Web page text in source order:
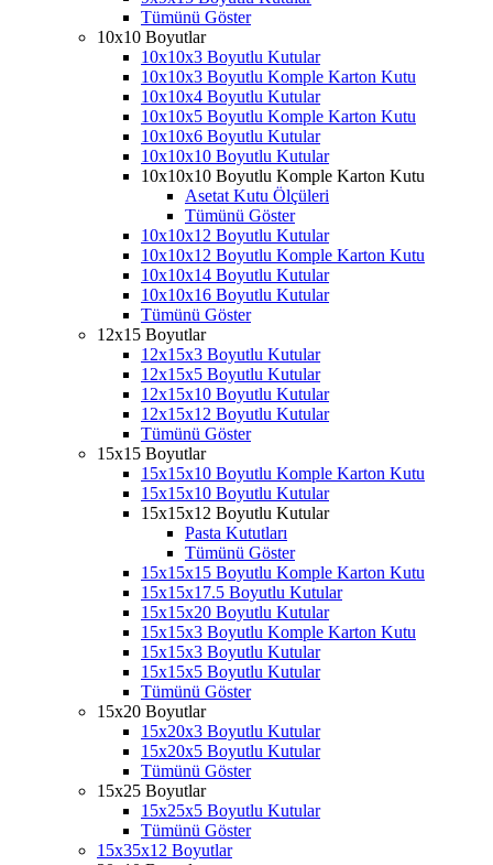
Tümünü Göster
10x10 Boyutlar
10x10x3 Boyutlu Kutular
10x10x3 Boyutlu Komple Karton Kutu
10x10x4 Boyutlu Kutular
10x10x5 Boyutlu Komple Karton Kutu
10x10x6 Boyutlu Kutular
10x10x10 Boyutlu Kutular
10x10x10 Boyutlu Komple Karton Kutu
Asetat Kutu Ölçüleri
Tümünü Göster
10x10x12 Boyutlu Kutular
10x10x12 Boyutlu Komple Karton Kutu
10x10x14 Boyutlu Kutular
10x10x16 Boyutlu Kutular
Tümünü Göster
12x15 Boyutlar
12x15x3 Boyutlu Kutular
12x15x5 Boyutlu Kutular
12x15x10 Boyutlu Kutular
12x15x12 Boyutlu Kutular
Tümünü Göster
15x15 Boyutlar
15x15x10 Boyutlu Komple Karton Kutu
15x15x10 Boyutlu Kutular
15x15x12 Boyutlu Kutular
Pasta Kututları
Tümünü Göster
15x15x15 Boyutlu Komple Karton Kutu
15x15x17.5 Boyutlu Kutular
15x15x20 Boyutlu Kutular
15x15x3 Boyutlu Komple Karton Kutu
15x15x3 Boyutlu Kutular
15x15x5 Boyutlu Kutular
Tümünü Göster
15x20 Boyutlar
15x20x3 Boyutlu Kutular
15x20x5 Boyutlu Kutular
Tümünü Göster
15x25 Boyutlar
15x25x5 Boyutlu Kutular
Tümünü Göster
15x35x12 Boyutlar